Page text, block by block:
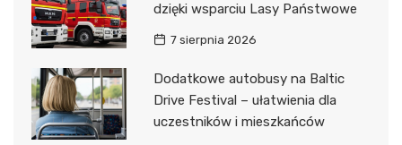
dzięki wsparciu Lasy Państwowe
7 sierpnia 2026
Dodatkowe autobusy na Baltic
Drive Festival – ułatwienia dla
uczestników i mieszkańców